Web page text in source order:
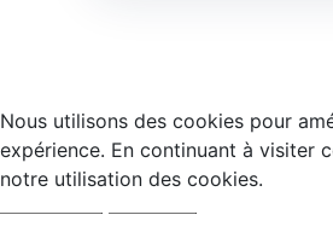
Nous utilisons des cookies pour
expérience. En continuant à visiter
notre utilisation des cookies.